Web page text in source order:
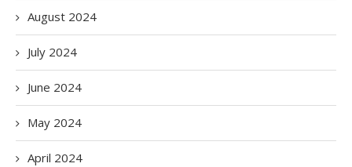
August 2024
July 2024
June 2024
May 2024
April 2024